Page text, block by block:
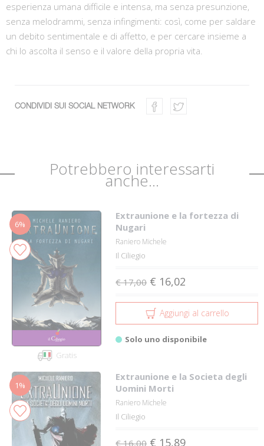
esperienza umana difficile e intensa, ma senza presunzione,
senza melodrammi, senza infingimenti: così, come per saldare
un debito sentimentale e di affetto, e per cercare insieme a
chi lo ascolta il senso e il valore della propria vita.
CONDIVIDI SUI SOCIAL NETWORK
Potrebbero interessarti
anche...
6%
Gratis
Extraunione e la fortezza di
Nugari
Raniero Michele
Il Ciliegio
€ 17,00 € 16,02
Aggiungi al carrello
Solo uno disponibile
1%
Extraunione e la Societa degli
Uomini Morti
Raniero Michele
Il Ciliegio
€ 16,00 € 15,89